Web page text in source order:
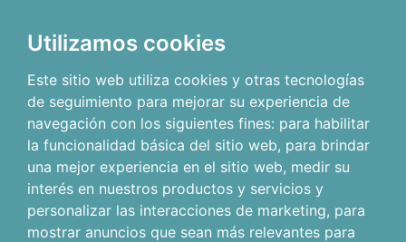
Utilizamos cookies
Este sitio web utiliza cookies y otras tecnologías
de seguimiento para mejorar su experiencia de
navegación con los siguientes fines: para habilitar
la funcionalidad básica del sitio web, para brindar
una mejor experiencia en el sitio web, medir su
interés en nuestros productos y servicios y
personalizar las interacciones de marketing, para
mostrar anuncios que sean más relevantes para